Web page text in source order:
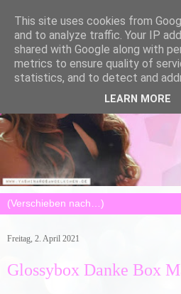
Freitag, 2. April 2021
Glossybox Danke Box
This site uses cookies from
and to analyze traffic. Your IP
shared with Google along with
metrics to ensure quality of
statistics, and to detect and
LEARN MORE